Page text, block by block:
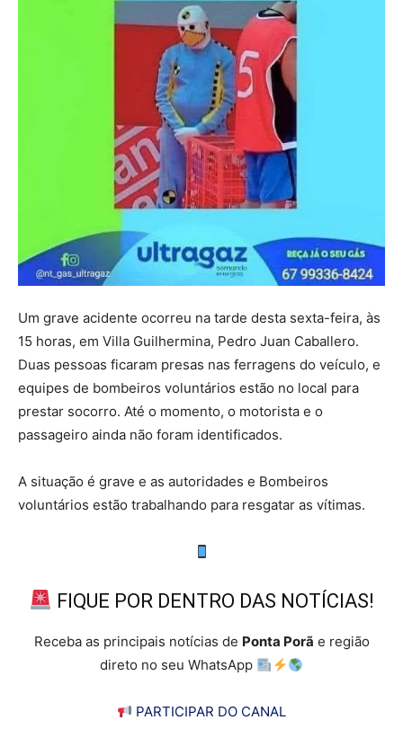
Um grave acidente ocorreu na tarde desta sexta-feira, às
15 horas, em Villa Guilhermina, Pedro Juan Caballero.
Duas pessoas ficaram presas nas ferragens do veículo, e
equipes de bombeiros voluntários estão no local para
prestar socorro. Até o momento, o motorista e o
passageiro ainda não foram identificados.
A situação é grave e as autoridades e Bombeiros
voluntários estão trabalhando para resgatar as vítimas.
FIQUE POR DENTRO DAS NOTÍCIAS!
Receba as principais notícias de Ponta Porã e região
direto no seu WhatsApp
PARTICIPAR DO CANAL